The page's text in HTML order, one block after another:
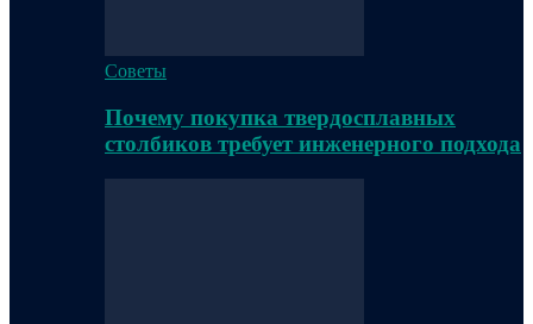
Советы
Почему покупка твердосплавных
столбиков требует инженерного подхода